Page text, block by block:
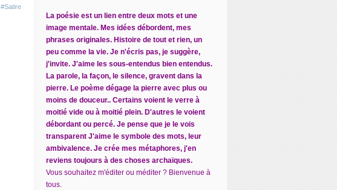
#Satire
La poésie est un lien entre deux mots et une
image mentale. Mes idées débordent, mes
phrases originales. Histoire de tout et rien, un
peu comme la vie. Je n'écris pas, je suggère,
j'invite. J'aime les sous-entendus bien entendus.
La parole, la façon, le silence, gravent dans la
pierre. Le poème dégage la pierre avec plus ou
moins de douceur.. Certains voient le verre à
moitié vide ou à moitié plein. D'autres le voient
débordant ou percé. Je pense que je le vois
transparent J'aime le symbole des mots, leur
ambivalence. Je crée mes métaphores, j'en
reviens toujours à des choses archaïques.
Vous souhaitez m'éditer ou méditer ? Bienvenue à
tous.